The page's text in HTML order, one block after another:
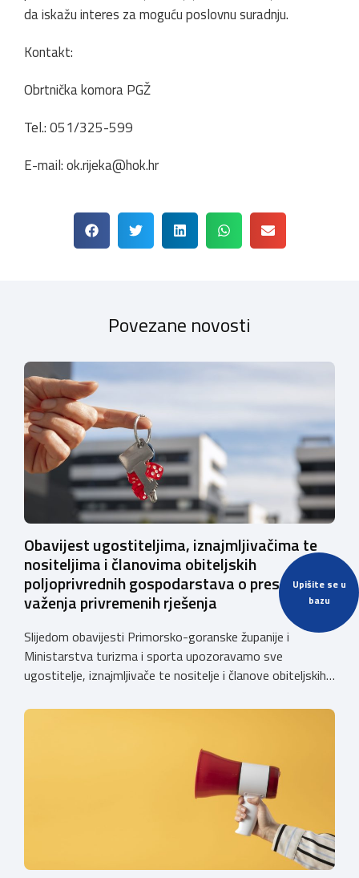
Upišite se u
bazu
da iskažu interes za moguću poslovnu suradnju.
Kontakt:
Obrtnička komora PGŽ
Tel.: 051/325-599
E-mail: ok.rijeka@hok.hr
Povezane novosti
Obavijest ugostiteljima, iznajmljivačima te
nositeljima i članovima obiteljskih
poljoprivrednih gospodarstava o prestanku
važenja privremenih rješenja
Slijedom obavijesti Primorsko-goranske županije i
Ministarstva turizma i sporta upozoravamo sve
ugostitelje, iznajmljivače te nositelje i članove obiteljskih
privremenih rješenja izdanih sukladno Zakonu o
1. siječnja 2025. godine više ne mogu podnositi novi
zahtjevi za izdavanje privremenih rješenja, dok već izdana